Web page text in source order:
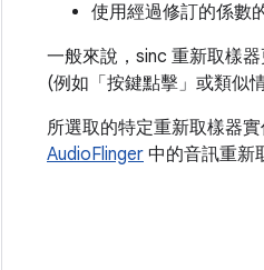
使用經過修訂的係數
一般來說，sinc 重新取樣
(例如「按鍵點擊」或類似情
所選取的特定重新取樣器
AudioFlinger 中的音訊重新